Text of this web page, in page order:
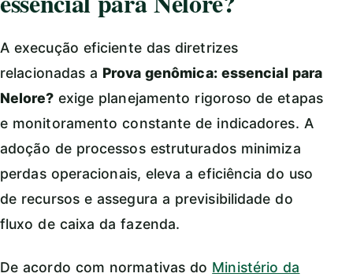
A execução eficiente das diretrizes
relacionadas a Prova genômica: essencial para
Nelore?exige planejamento rigoroso de etapas
e monitoramento constante de indicadores. A
adoção de processos estruturados minimiza
perdas operacionais, eleva a eficiência do uso
de recursos e assegura a previsibilidade do
fluxo de caixa da fazenda.
De acordo com normativas do Ministério da